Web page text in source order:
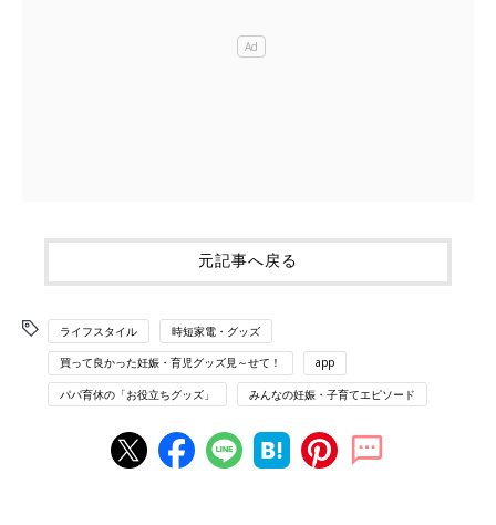
元記事へ戻る
ライフスタイル 時短家電・グッズ
買って良かった妊娠・育児グッズ見～せて！ app
パパ育休の「お役立ちグッズ」 みんなの妊娠・子育てエピソード